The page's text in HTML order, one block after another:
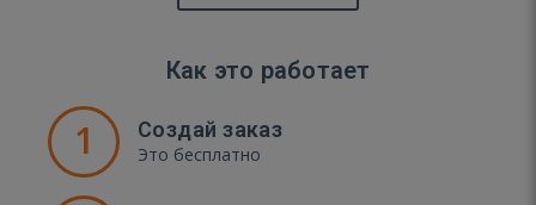
Как это работает
1 Создай заказ
Это бесплатно